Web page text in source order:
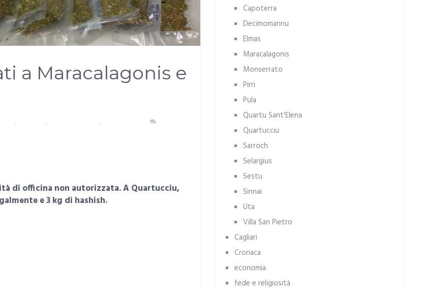
a Maracalagonis e
, , ,
di officina non autorizzata. A Quartucciu,
e 3 kg di hashish.
Capoterra
Decimomannu
Elmas
Maracalagonis
Monserrato
Pirri
Pula
Quartu Sant'Elena
Quartucciu
Sarroch
Selargius
Sestu
Sinnai
Uta
Villa San Pietro
Cagliari
Cronaca
economia
fede e religiosità